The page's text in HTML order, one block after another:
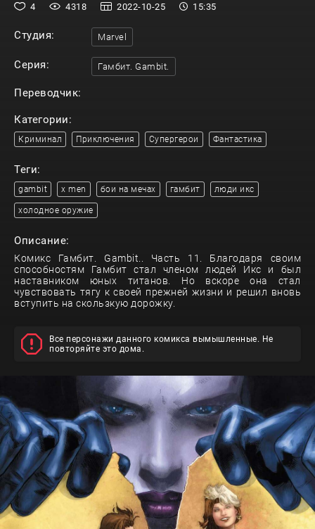
4 4318 2022-10-25 15:35
Студия: Marvel
Серия: Гамбит. Gambit.
Переводчик:
Категории:
Криминал Приключения Супергерои Фантастика
Теги:
gambit x men бои на мечах гамбит люди икс
холодное оружие
Описание:
Комикс Гамбит. Gambit.. Часть 11. Благодаря своим
способностям Гамбит стал членом людей Икс и был
наставником юных титанов. Но вскоре она стал
чувствовать тягу к своей прежней жизни и решил вновь
вступить на скользкую дорожку.
Все персонажи данного комикса вымышленные. Не
повторяйте это дома.